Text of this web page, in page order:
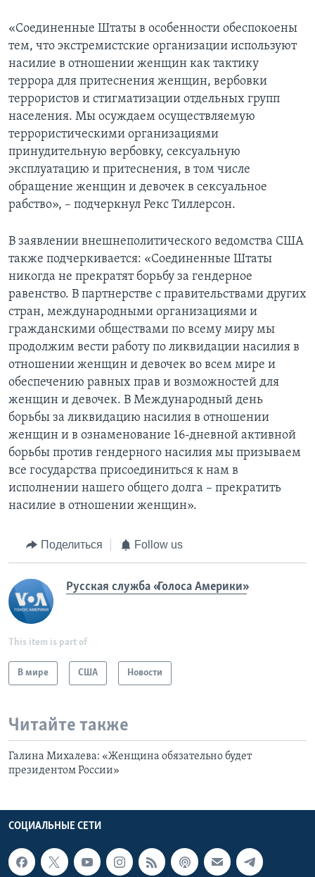
«Соединенные Штаты в особенности обеспокоены
тем, что экстремистские организации используют
насилие в отношении женщин как тактику
террора для притеснения женщин, вербовки
террористов и стигматизации отдельных групп
населения. Мы осуждаем осуществляемую
террористическими организациями
принудительную вербовку, сексуальную
эксплуатацию и притеснения, в том числе
обращение женщин и девочек в сексуальное
рабство», – подчеркнул Рекс Тиллерсон.
В заявлении внешнеполитического ведомства США
также подчеркивается: «Соединенные Штаты
никогда не прекратят борьбу за гендерное
равенство. В партнерстве с правительствами других
стран, международными организациями и
гражданскими обществами по всему миру мы
продолжим вести работу по ликвидации насилия в
отношении женщин и девочек во всем мире и
обеспечению равных прав и возможностей для
женщин и девочек. В Международный день
борьбы за ликвидацию насилия в отношении
женщин и в ознаменование 16-дневной активной
борьбы против гендерного насилия мы призываем
все государства присоединиться к нам в
исполнении нашего общего долга – прекратить
насилие в отношении женщин».
Поделиться Follow us
Русская служба «Голоса Америки»
This item is part of
В мире США Новости
Читайте также
Галина Михалева: «Женщина обязательно будет
президентом России»
СОЦИАЛЬНЫЕ СЕТИ